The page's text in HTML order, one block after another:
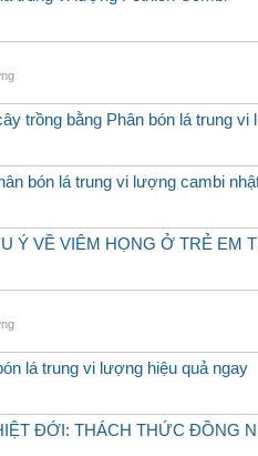
trồng bằng Phân bón lá trung vi
bón lá trung vi lượng cambi
Ý VỀ VIÊM HỌNG Ở TRẺ EM
lá trung vi lượng hiệu quả ngay
ĐỚI: THÁCH THỨC ĐỒNG